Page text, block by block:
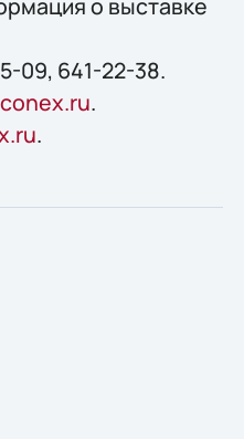
о выставке
09, 641-22-38.
.
.